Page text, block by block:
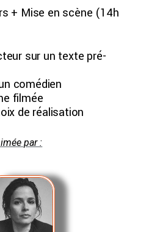
+ Mise en scène (14h
sur un texte pré-
comédien
filmée
de réalisation
par :